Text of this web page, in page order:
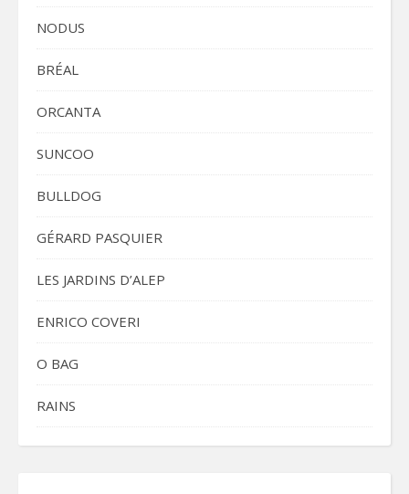
NODUS
BRÉAL
ORCANTA
SUNCOO
BULLDOG
GÉRARD PASQUIER
LES JARDINS D’ALEP
ENRICO COVERI
O BAG
RAINS